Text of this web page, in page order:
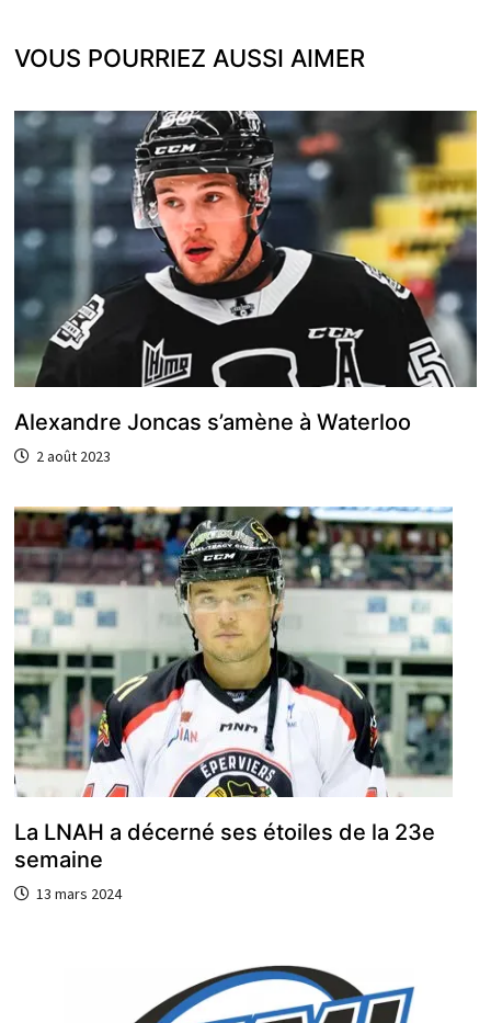
VOUS POURRIEZ AUSSI AIMER
Alexandre Joncas s’amène à Waterloo
2 août 2023
La LNAH a décerné ses étoiles de la 23e
semaine
13 mars 2024